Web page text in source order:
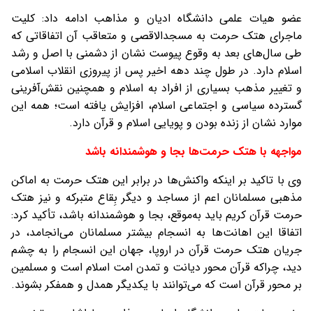
عضو هیات علمی دانشگاه ادیان و مذاهب ادامه داد: کلیت
ماجرای هتک حرمت به مسجدالاقصی و متعاقب آن اتفاقاتی که
طی سال‌های بعد به وقوع پیوست نشان از دشمنی با اصل و رشد
اسلام دارد. در طول چند دهه اخیر پس از پیروزی انقلاب اسلامی
و تغییر مذهب بسیاری از افراد به اسلام و همچنین نقش‌آفرینی
گسترده سیاسی و اجتماعی اسلام، افزایش یافته است؛ همه این
موارد نشان از زنده بودن و پویایی اسلام و قرآن دارد.
مواجهه با هتک حرمت‌ها بجا و هوشمندانه باشد
وی با تاکید بر اینکه واکنش‌ها در برابر این هتک حرمت به اماکن
مذهبی مسلمانان اعم از مساجد و دیگر بِقاع متبرکه و نیز هتک
حرمت قرآن کریم باید به‌موقع، بجا و هوشمندانه باشد، تأکید کرد:
اتفاقا این اهانت‌ها به انسجام بیشتر مسلمانان می‌انجامد، در
جریان هتک حرمت قرآن در اروپا، جهان این انسجام را به چشم
دید، چراکه قرآن محور دیانت و تمدن امت اسلام است و مسلمین
بر محور قرآن است که می‌توانند با یکدیگر همدل و همفکر بشوند.